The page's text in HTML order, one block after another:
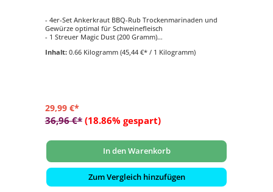
- 4er-Set Ankerkraut BBQ-Rub Trockenmarinaden und
Gewürze optimal für Schweinefleisch
- 1 Streuer Magic Dust (200 Gramm)
- 1 Streuer Steakpfeffer Hamburg (170 Gramm)
Inhalt: 0.66 Kilogramm (45,44 €* / 1 Kilogramm)
29,99 €*
36,96 €* (18.86% gespart)
In den Warenkorb
Zum Vergleich hinzufügen